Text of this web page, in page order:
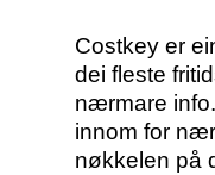
Costkey er
dei fleste
nærmare
innom for
nøkkelen på